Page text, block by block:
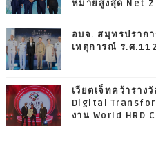
หมายสูงสุด Net
อบจ. สมุทรปราก
เหตุการณ์ ร.ศ.112
เวียตเจ็ทคว้าราง
Digital
งาน World HRD